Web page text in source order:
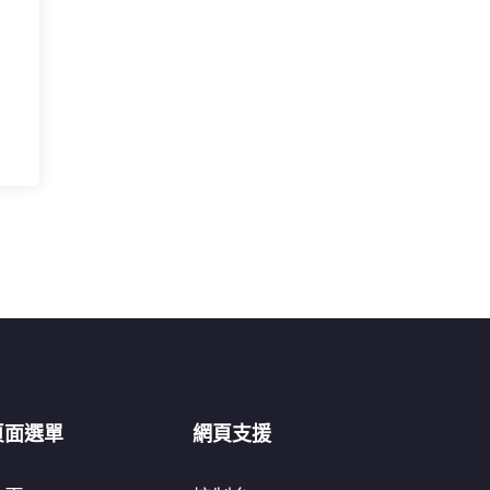
面選單 網頁支援